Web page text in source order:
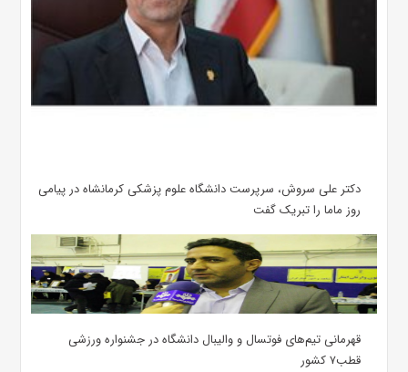
دکتر علی سروش، سرپرست دانشگاه علوم پزشکی کرمانشاه در پیامی
روز ماما را تبریک گفت
قهرمانی تیم‌های فوتسال و والیبال دانشگاه در جشنواره ورزشی
قطب۷ کشور